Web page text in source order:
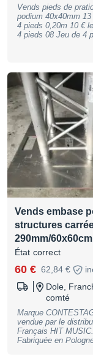
Vends pieds de
podium 40x40mm 13 Jeu de
4 pieds 0,20m 10 € le jeu de
4 pieds 08 Jeu de 4
pieds 0,60m 18 € le jeu de 4
pieds 08 Jeu de 4
0,80m 20 € le jeu de 4 pieds
Enlèvement en
Vends embase
structures
290mm/60x60cm
État correct
60 € 62,84 €
Dole,
comté
Marque
vendue par le
Français HIT MUSIC.
Fabriquée en